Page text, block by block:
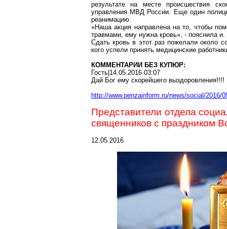
результате на месте происшествия
управления МВД России. Еще один
реанимацию.
«Наша акция направлена на то, чтобы
травмами, ему нужна кровь», - пояснила
Сдать кровь в этот раз пожелали около
кого успели принять медицинские
КОММЕНТАРИИ БЕЗ КУПЮР:
Гость|14.05.2016 03:07
Дай Бог ему скорейшего выздоровления!!!!
http://www.penzainform.ru/news/social/
Представители отдела
священников с праздником
12.05.2016